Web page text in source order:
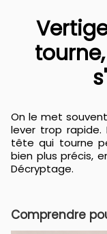
On le met
lever trop rapide.
tête qui tourne
bien plus précis,
Décryptage.
Comprendre